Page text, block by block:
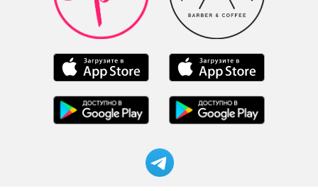
в
Google
Мобильное
приложение
Professional
загрузить
Мобильное
приложение
загрузить
Play
Мобильное
приложение
загрузить
в
Мобильное
приложение
Магазин
профессиональной